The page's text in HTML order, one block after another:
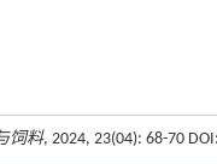
饲料, 2024, 23(04): 68-70